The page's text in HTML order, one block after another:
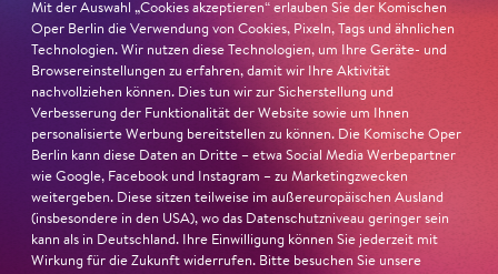
Ambur Braid für DER FAUST
nominiert
Ambur Braidist für den Deutschen Theaterpreis DER
FAUST nominiert in der Kategorie »Darsteller:in
Musiktheater«. Ihr eindrucksvolles Rollendebüt als
Katerina Lwowna Ismailowa in Barrie KoskysLady
Macbeth von Mzensk sei jederzeit authentisch, ziehe das
Mit der Auswahl „Cookies akzeptieren“ erlauben Sie der Komischen
Oper Berlin die Verwendung von Cookies, Pixeln, Tags und ähnlichen
Technologien. Wir nutzen diese Technologien, um Ihre Geräte- und
Browsereinstellungen zu erfahren, damit wir Ihre Aktivität
nachvollziehen können. Dies tun wir zur Sicherstellung und
Verbesserung der Funktionalität der Website sowie um Ihnen
personalisierte Werbung bereitstellen zu können. Die Komische Oper
Berlin kann diese Daten an Dritte – etwa Social Media Werbepartner
wie Google, Facebook und Instagram – zu Marketingzwecken
weitergeben. Diese sitzen teilweise im außereuropäischen Ausland
(insbesondere in den USA), wo das Datenschutzniveau geringer sein
kann als in Deutschland. Ihre Einwilligung können Sie jederzeit mit
Wirkung für die Zukunft widerrufen. Bitte besuchen Sie unsere